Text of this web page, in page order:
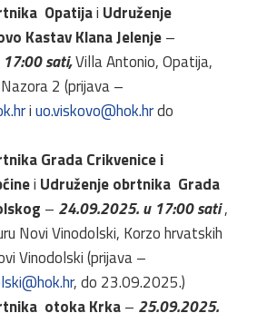
Opatijai Udruženje
Kastav Klana Jelenje–
sati,Villa Antonio, Opatija,
2 (prijava–
iuo.viskovo@hok.hrdo
Grada Crikvenice i
i Udruženje obrtnika Grada
– 24.09.2025. u 17:00 sati,
Novi Vinodolski, Korzo hrvatskih
Vinodolski (prijava –
, do 23.09.2025.)
otoka Krka– 25.09.2025.